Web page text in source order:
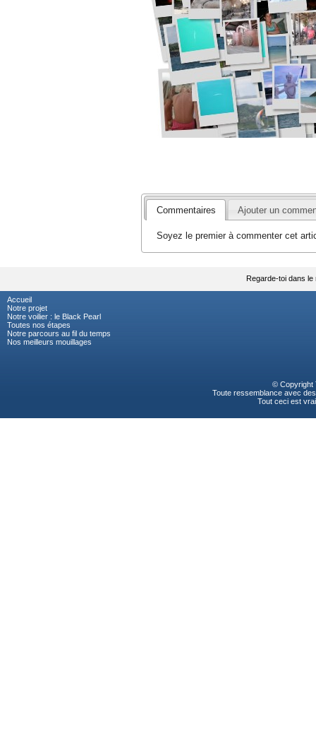
Commentaires Ajouter un
Soyez le premier à commenter cet
Regarde-toi dans
Accueil
Notre projet
Notre voilier : le Black Pearl
Toutes nos étapes
Notre parcours au fil du temps
Nos meilleurs mouillages
© Copyright
Toute ressemblance avec
Tout ceci est